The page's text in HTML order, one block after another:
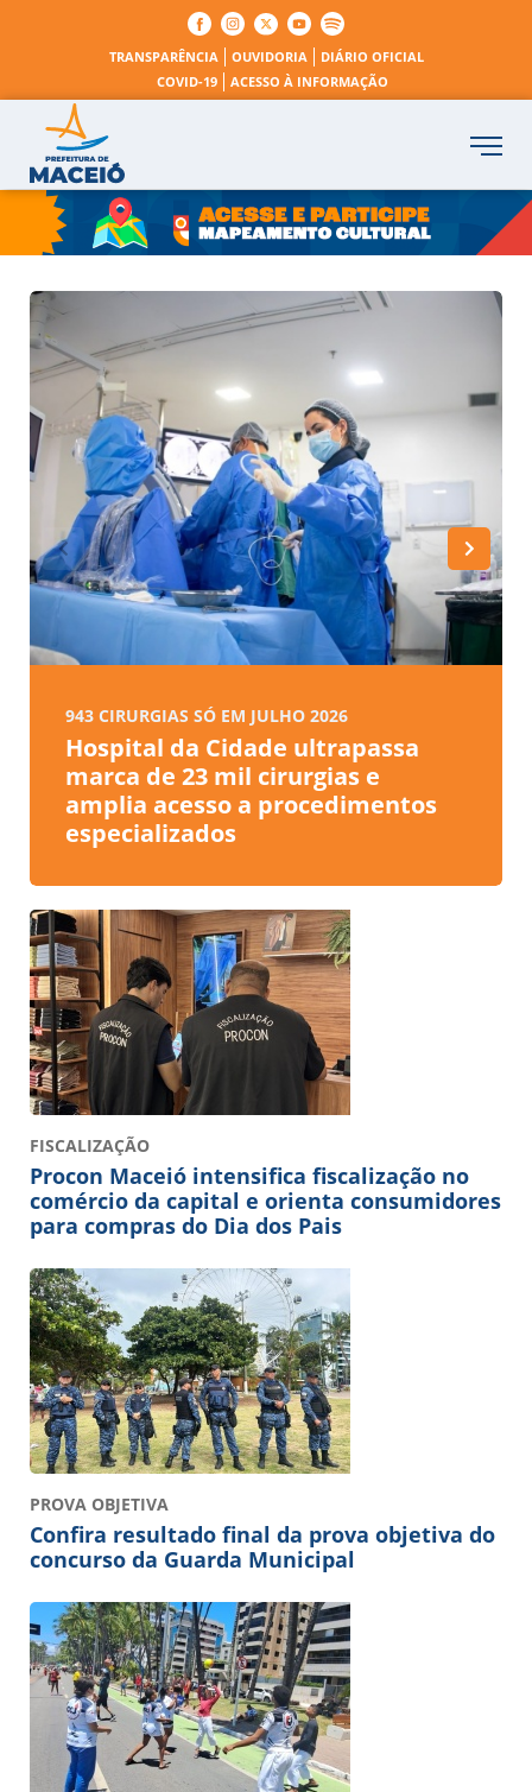
TRANSPARÊNCIA OUVIDORIA
DIÁRIO OFICIAL
COVID-19
ACESSO À INFORMAÇÃO
943 CIRURGIAS SÓ EM JULHO 2026
Hospital da Cidade ultrapassa
marca de 23 mil cirurgias e
amplia acesso a procedimentos
especializados
FISCALIZAÇÃO
Procon Maceió intensifica fiscalização no
comércio da capital e orienta consumidores
para compras do Dia dos Pais
PROVA OBJETIVA
Confira resultado final da prova objetiva do
concurso da Guarda Municipal